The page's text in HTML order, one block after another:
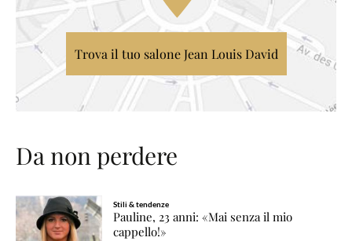
Trova il tuo salone Jean Louis David
Da non perdere
Stili & tendenze
Pauline, 23 anni: «Mai senza il mio
cappello!»